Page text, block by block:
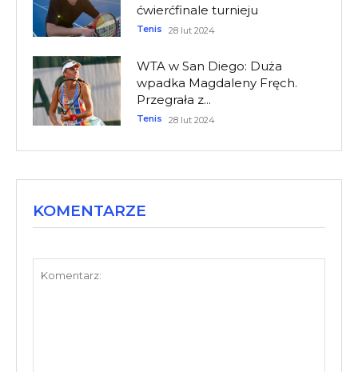
ćwierćfinale turnieju
Tenis 28 lut 2024
WTA w San Diego: Duża
wpadka Magdaleny Fręch.
Przegrała z...
Tenis 28 lut 2024
KOMENTARZE